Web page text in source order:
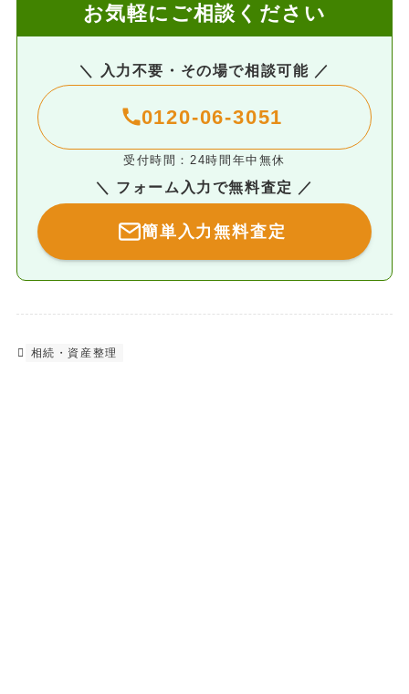
お気軽にご相談ください
＼ 入力不要・その場で相談可能 ／
0120-06-3051
受付時間：24時間年中無休
＼ フォーム入力で無料査定 ／
簡単入力無料査定
相続・資産整理